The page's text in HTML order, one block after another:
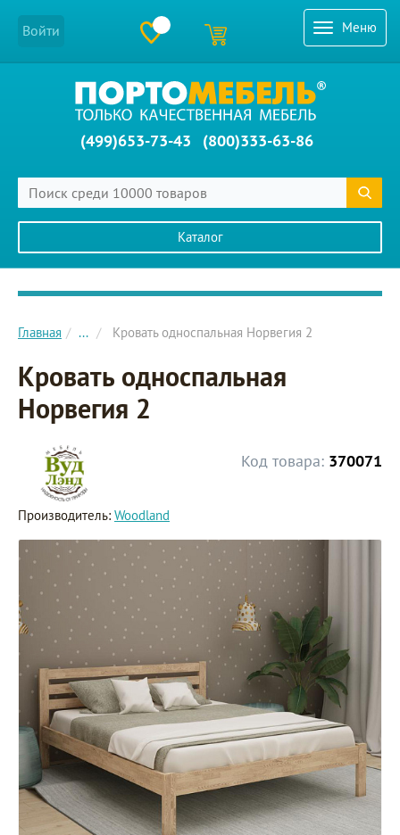
Меню
Войти
(499)653-73-43 (800)333-63-86
Каталог
Главное меню сайта
Главная ... Кровать односпальная Норвегия 2
Кровать односпальная
Норвегия 2
Код товара: 370071
Производитель: Woodland